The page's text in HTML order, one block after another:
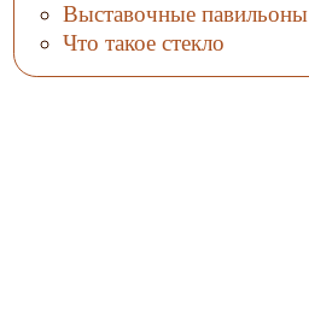
Выставочные павильоны
Что такое стекло